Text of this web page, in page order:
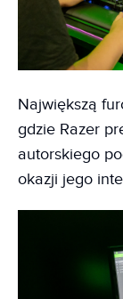
Największą
gdzie Razer
autorskiego
okazji jego